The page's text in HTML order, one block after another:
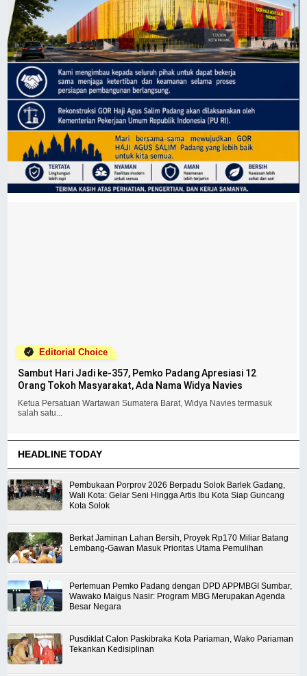
Editorial Choice
Sambut Hari Jadi ke-357, Pemko Padang Apresiasi 12
Orang Tokoh Masyarakat, Ada Nama Widya Navies
Ketua Persatuan Wartawan Sumatera Barat, Widya Navies termasuk
salah satu...
HEADLINE TODAY
Pembukaan Porprov 2026 Berpadu Solok Barlek Gadang,
Wali Kota: Gelar Seni Hingga Artis Ibu Kota Siap Guncang
Kota Solok
Berkat Jaminan Lahan Bersih, Proyek Rp170 Miliar Batang
Lembang-Gawan Masuk Prioritas Utama Pemulihan
Pertemuan Pemko Padang dengan DPD APPMBGI Sumbar,
Wawako Maigus Nasir: Program MBG Merupakan Agenda
Besar Negara
Pusdiklat Calon Paskibraka Kota Pariaman, Wako Pariaman
Tekankan Kedisiplinan